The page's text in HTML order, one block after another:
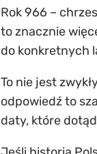
Rok 966 –
to znacznie
do konkretnych
To nie jest
odpowiedź to
daty, które